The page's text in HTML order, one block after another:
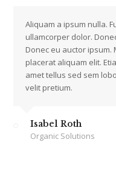
Aliquam a ipsum nulla.
ullamcorper dolor.
Donec eu auctor
placerat aliquam elit.
amet tellus sed sem
velit pretium.
Isabel Roth
Organic Solutions